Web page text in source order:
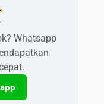
Whatsapp